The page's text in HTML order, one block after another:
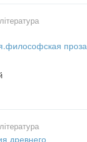
проза
древнего